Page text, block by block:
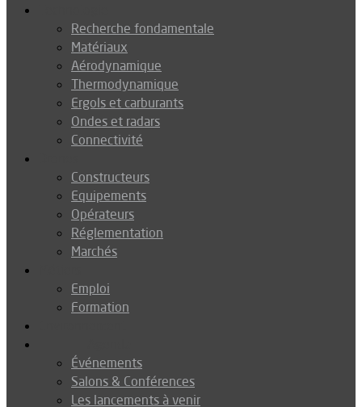
Recherche fondamentale
Matériaux
Aérodynamique
Thermodynamique
Ergols et carburants
Ondes et radars
Connectivité
Constructeurs
Equipements
Opérateurs
Réglementation
Marchés
Emploi
Formation
Événements
Salons & Conférences
Les lancements à venir